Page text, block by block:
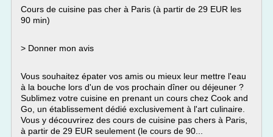
Cours de cuisine pas cher à Paris (à partir de 29 EUR les
90 min)
> Donner mon avis
Vous souhaitez épater vos amis ou mieux leur mettre l'eau
à la bouche lors d'un de vos prochain dîner ou déjeuner ?
Sublimez votre cuisine en prenant un cours chez Cook and
Go, un établissement dédié exclusivement à l'art culinaire.
Vous y découvrirez des cours de cuisine pas chers à Paris,
à partir de 29 EUR seulement (le cours de 90...